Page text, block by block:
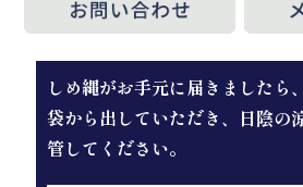
しめ縄がお手元に届きましたら
袋から出していただき、日陰の
管してください。